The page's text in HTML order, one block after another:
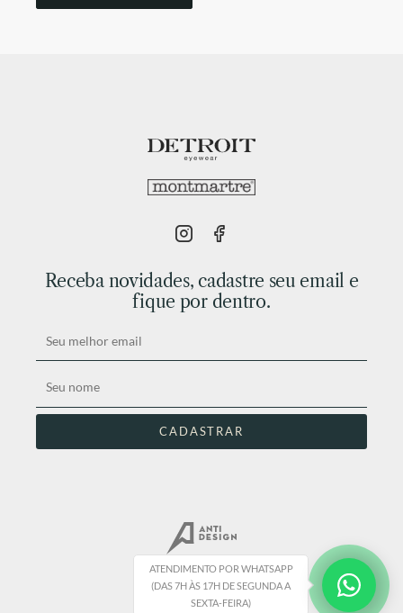
ATENDIMENTO POR WHATSAPP
(DAS 7H ÀS 17H DE SEGUNDA A
SEXTA-FEIRA)
Receba novidades, cadastre seu email e
fique por dentro.